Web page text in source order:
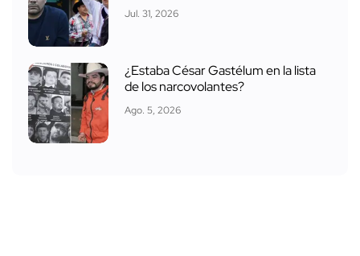
Jul. 31, 2026
¿Estaba César Gastélum en la lista
de los narcovolantes?
Ago. 5, 2026